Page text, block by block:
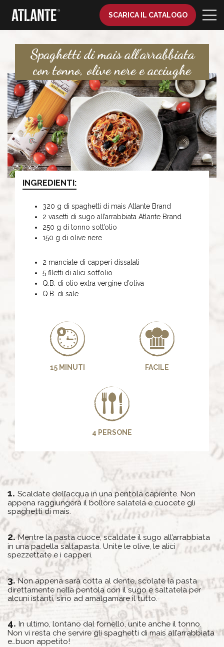
SCARICA IL CATALOGO
Spaghetti di mais all’arrabbiata
con tonno, olive nere e acciughe
INGREDIENTI:
320 g di spaghetti di mais Atlante Brand
2 vasetti di sugo all’arrabbiata Atlante Brand
250 g di tonno sott’olio
150 g di olive nere
2 manciate di capperi dissalati
5 filetti di alici sott’olio
Q.B. di olio extra vergine d’oliva
Q.B. di sale
15 MINUTI FACILE
4 PERSONE
Scaldate dell’acqua in una pentola capiente. Non
appena raggiungerà il bollore salatela e cuocete gli
spaghetti di mais.
Mentre la pasta cuoce, scaldate il sugo all’arrabbiata
in una padella saltapasta. Unite le olive, le alici
spezzettate e i capperi.
Non appena sarà cotta al dente, scolate la pasta
direttamente nella pentola con il sugo e saltatela per
alcuni istanti, sino ad amalgamare il tutto.
In ultimo, lontano dal fornello, unite anche il tonno.
Non vi resta che servire gli spaghetti di mais all’arrabbiata
e…buon appetito!